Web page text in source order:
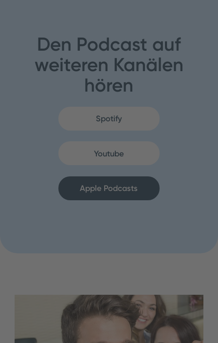
Den Podcast auf
weiteren Kanälen
hören
Spotify
Youtube
Apple Podcasts